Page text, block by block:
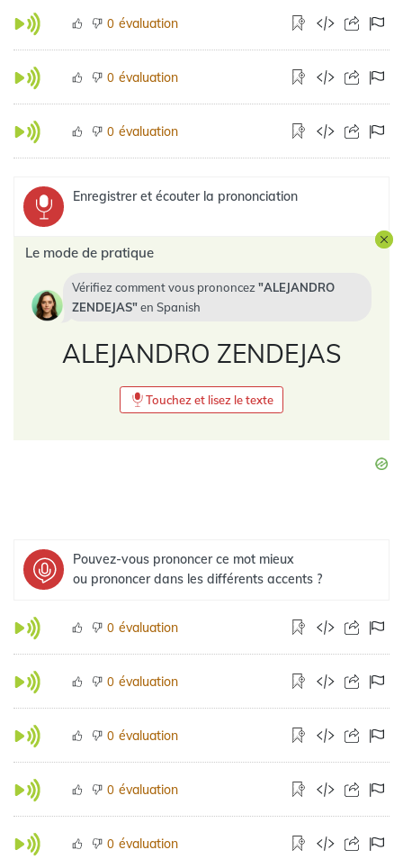
0 évaluation
0 évaluation
0 évaluation
Enregistrer et écouter la prononciation
Le mode de pratique
Vérifiez comment vous prononcez
ALEJANDRO
ZENDEJAS en Spanish
ALEJANDRO ZENDEJAS
Touchez et lisez le texte
Pouvez-vous prononcer ce mot mieux
ou prononcer dans les différents accents ?
0 évaluation
0 évaluation
0 évaluation
0 évaluation
0 évaluation